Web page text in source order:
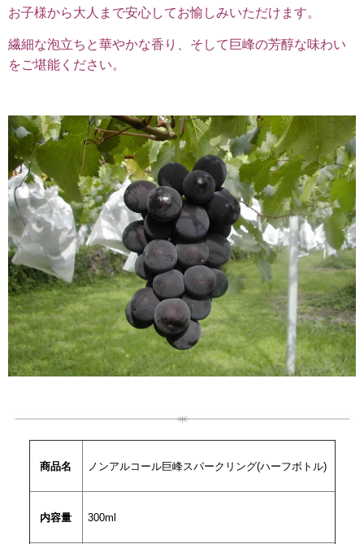
お子様から大人まで安心してお愉しみいただけます。
繊細な泡立ちと華やかな香り、そして巨峰の芳醇な味わい
をご堪能ください。
商品名 ノンアルコール巨峰スパークリング(ハーフボトル)
内容量 300ml